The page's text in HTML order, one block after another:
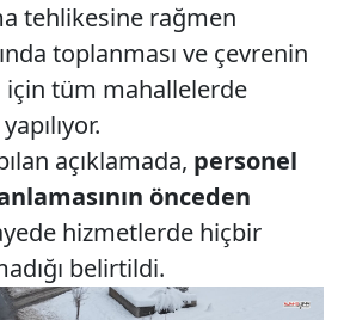
tehlikesine rağmen
toplanması ve çevrenin
için tüm mahallelerde
açıklamada, personel
önceden
hizmetlerde hiçbir
belirtildi.